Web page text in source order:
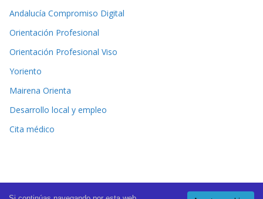
Andalucía Compromiso Digital
Orientación Profesional
Orientación Profesional Viso
Yoriento
Mairena Orienta
Desarrollo local y empleo
Cita médico